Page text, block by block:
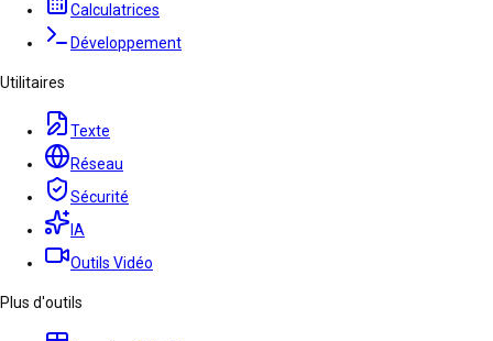
Calculatrices
Développement
Utilitaires
Texte
Réseau
Sécurité
IA
Outils Vidéo
Plus d'outils